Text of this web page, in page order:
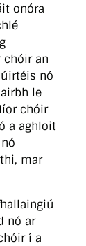
onóra
chóir an
nó
le
chóir
a aghloit
mar
nó ar
í a